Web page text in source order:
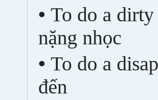
• To do a
nặng nhọc
• To do a
đến